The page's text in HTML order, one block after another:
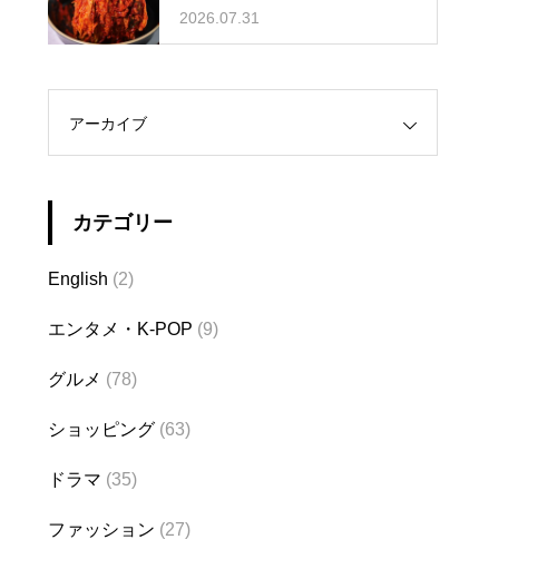
ント
2026.07.31
アーカイブ
カテゴリー
English (2)
エンタメ・K-POP (9)
グルメ (78)
ショッピング (63)
ドラマ (35)
ファッション (27)